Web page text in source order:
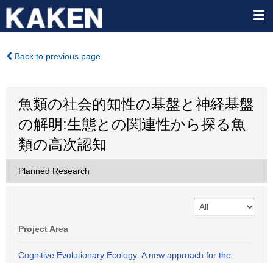
Back to previous page
魚類の社会的知性の基盤と神経基盤
の解明:生態との関連性から探る魚
類の高次認知
Planned Research
Project Area
Cognitive Evolutionary Ecology: A new approach for the